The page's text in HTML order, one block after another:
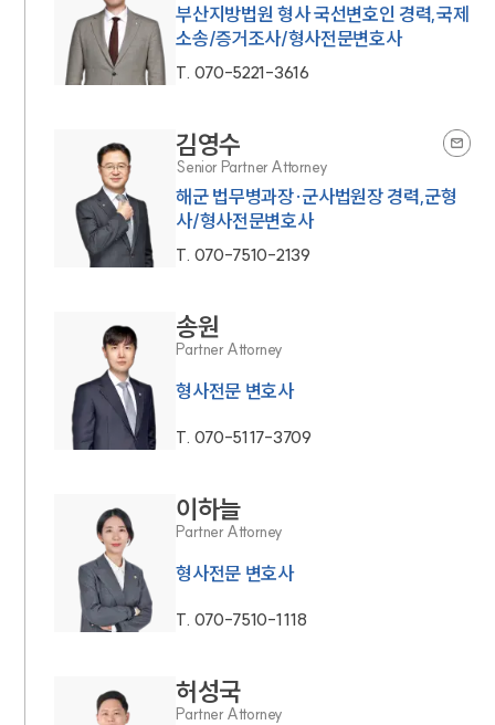
부산지방법원 형사 국선변호인 경력,국제
소송/증거조사/형사전문변호사
T. 070-5221-3616
김영수
Senior Partner Attorney
해군 법무병과장·군사법원장 경력,군형
사/형사전문변호사
T. 070-7510-2139
송원
Partner Attorney
형사전문 변호사
T. 070-5117-3709
이하늘
Partner Attorney
형사전문 변호사
T. 070-7510-1118
허성국
Partner Attorney